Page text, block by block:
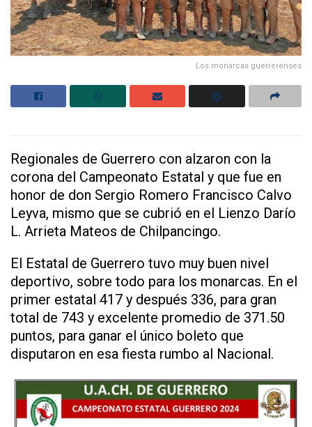
Los monarcas guerrerenses
Regionales de Guerrero con alzaron con la
corona del Campeonato Estatal y que fue en
honor de don Sergio Romero Francisco Calvo
Leyva, mismo que se cubrió en el Lienzo Darío
L. Arrieta Mateos de Chilpancingo.
El Estatal de Guerrero tuvo muy buen nivel
deportivo, sobre todo para los monarcas. En el
primer estatal 417 y después 336, para gran
total de 743 y excelente promedio de 371.50
puntos, para ganar el único boleto que
disputaron en esa fiesta rumbo al Nacional.